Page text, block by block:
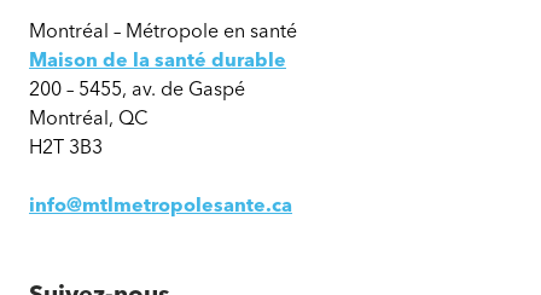
Montréal – Métropole en santé
Maison de la santé durable
200 – 5455, av. de Gaspé
Montréal, QC
H2T 3B3
info@mtlmetropolesante.ca